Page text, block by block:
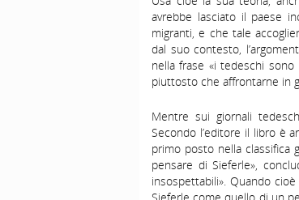
avrebbe lasciato il paese
migranti, e che tale
dal suo contesto,
nella frase «i tedeschi
piuttosto che affrontarne in
Mentre sui giornali
Secondo l’editore il libro è
primo posto nella classifica
pensare di Sieferle»,
insospettabili». Quando
Sieferle come quello di un